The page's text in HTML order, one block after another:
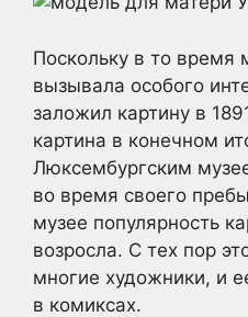
Поскольку в то время
вызывала особого
заложил картину в
картина в конечном
Люксембургским
во время своего
музее популярность
возросла. С тех пор
многие художники, и
в комиксах.